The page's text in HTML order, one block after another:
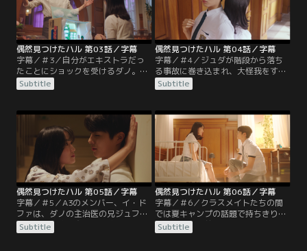
ョンはダノに冷たい。そんなある
日、ダノは、幻聴や幻覚、瞬間移
動、予知能力など、不思議な感覚
に…。
される。そして、自我の芽生えた者
だけが記憶を持つのだと言われ、戸
惑うダノ。さらに自分が…。
偶然見つけたハル 第03話／字幕
字幕／＃3／自分がエキストラだっ
たことにショックを受けるダノ。そ
して、チン・ミチェから、作家が描
く漫画の世界“ステージ”と、作家が
存在するのだと教えてもらう。そん
な折、ギョンに冷たくされたダノ
は、傷つくだけの設定は嫌、作家か
ら必ず自分の人生を取り返してや
る、一生脇役で終わらせるのはまっ
ぴら、と決心。今の自分を…。
Subtitle
偶然見つけたハル 第04話／字幕
字幕／＃4／ジュダが階段から落ち
る事故に巻き込まれ、大怪我をする
はずだったダノ。ところが、何者か
に助けられる。ダノは、自分を助け
つければ、エキストラを脱出するこ
ともできるのでは？と、設定を変え
る運命の開拓に熱心に励む。とうと
う運命の彼を見つけ出すが、場面が
切り替わってしまう。その後、図書
館で助けてくれたのも…。
Subtitle
偶然見つけたハル 第05話／字幕
字幕／＃5／A3のメンバー、イ・ド
ファは、ダノの主治医の兄ジュファ
に会いに病院に寄り、入院中のダノ
に会う。話をするうちに、ダノはド
Subtitle
偶然見つけたハル 第06話／字幕
字幕／＃6／クラスメイトたちの間
では夏キャンプの話題で持ちきりだ
が、ダノは名前のない出席番号13番
がキャンプの参加リストに無く気を
Subtitle